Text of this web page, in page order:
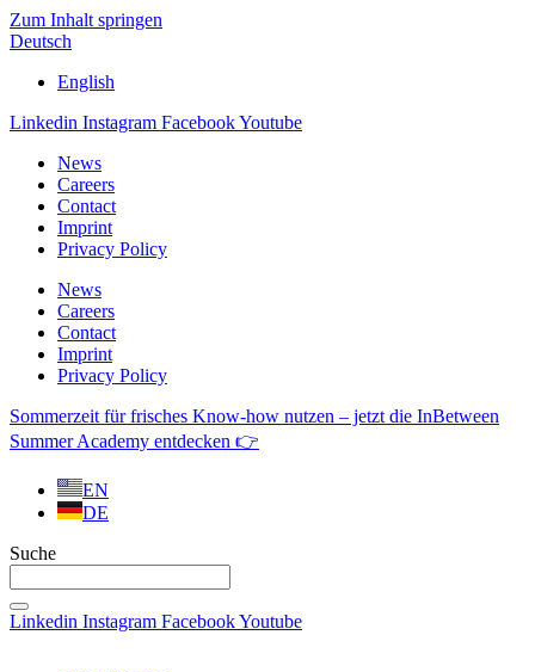
Zum Inhalt springen
Deutsch
English
Linkedin Instagram FacebookYoutube
News
Careers
Contact
Imprint
Privacy Policy
News
Careers
Contact
Imprint
Privacy Policy
Sommerzeit für frisches Know-how nutzen – jetzt die InBetween
Summer Academy entdecken 👉
EN
DE
Suche
Linkedin Instagram FacebookYoutube